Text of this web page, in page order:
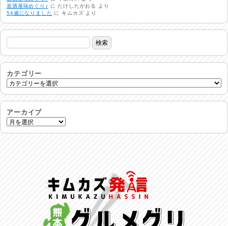
2026/07/31
24時間体制
2026/07/30
命を守る行動を…
土用丑の日♪
リスナーの集い！
2026/07/25
居酒屋味めぐり♪
にたけしたかおる
より
54歳になりました に キムカズ より
カテゴリー
アーカイブ